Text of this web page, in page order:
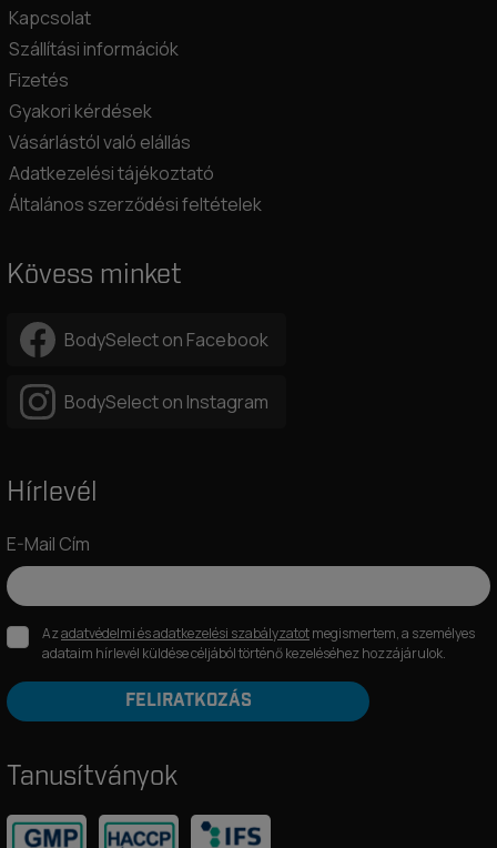
Kapcsolat
Szállítási információk
Fizetés
Gyakori kérdések
Vásárlástól való elállás
Adatkezelési tájékoztató
Általános szerződési feltételek
Kövess minket
BodySelect on Facebook
BodySelect on Instagram
Hírlevél
E-Mail Cím
Azadatvédelmi és adatkezelési szabályzatotmegismertem, a személyes
adataim hírlevél küldése céljából történő kezeléséhez hozzájárulok.
FELIRATKOZÁS
Tanusítványok